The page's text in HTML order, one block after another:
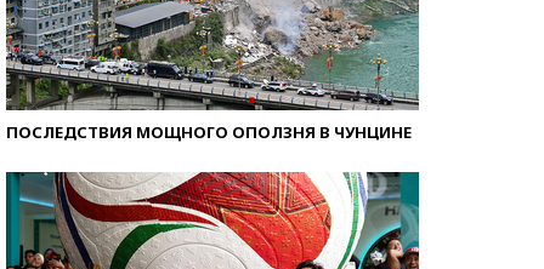
ПОСЛЕДСТВИЯ МОЩНОГО ОПОЛЗНЯ В ЧУНЦИНЕ